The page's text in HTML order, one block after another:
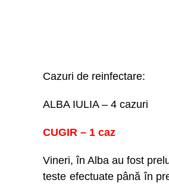
Cazuri de reinfectare:
ALBA IULIA – 4 cazuri
CUGIR – 1 caz
Vineri, în Alba au fost
teste efectuate până în